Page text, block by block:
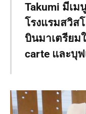
Takumi มีเม
โรงแรมสวิส
บินมาเตรียม
carte และบุ